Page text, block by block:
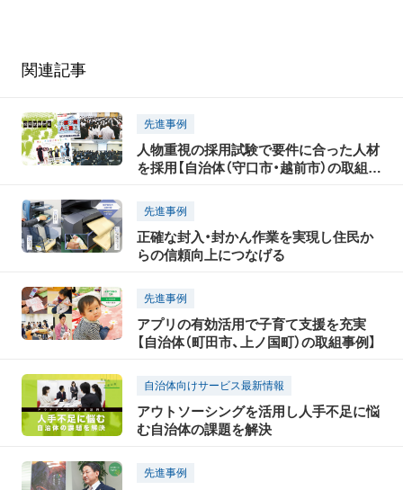
関連記事
先進事例
人物重視の採用試験で要件に合った人材
を採用【自治体（守口市・越前市）の取組事
先進事例
正確な封入・封かん作業を実現し住民か
らの信頼向上につなげる
先進事例
アプリの有効活用で子育て支援を充実
【自治体（町田市、上ノ国町）の取組事例】
自治体向けサービス最新情報
アウトソーシングを活用し人手不足に悩
む自治体の課題を解決
先進事例